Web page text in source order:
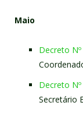
Maio
Decreto
Decreto
Secretário